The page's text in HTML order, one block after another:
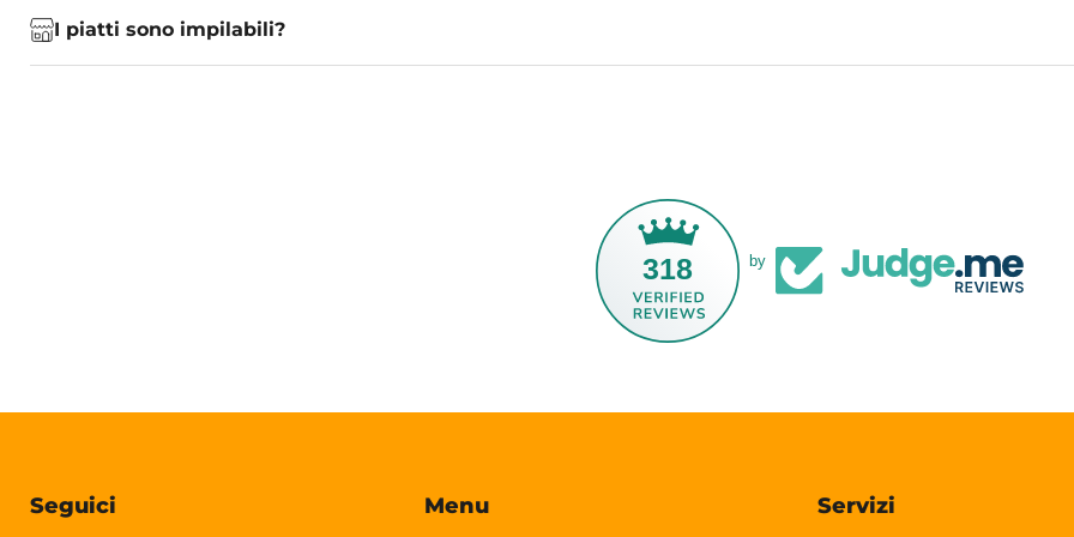
I piatti sono impilabili?
318 by
Seguici Menu Servizi